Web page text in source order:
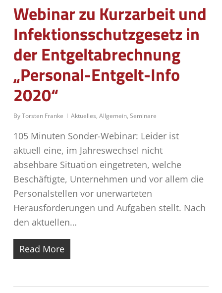
Webinar zu Kurzarbeit und
Infektionsschutzgesetz in
der Entgeltabrechnung
„Personal-Entgelt-Info
2020“
ByTorsten Franke Aktuelles, Allgemein, Seminare
105 Minuten Sonder-Webinar: Leider ist
aktuell eine, im Jahreswechsel nicht
absehbare Situation eingetreten, welche
Beschäftigte, Unternehmen und vor allem die
Personalstellen vor unerwarteten
Herausforderungen und Aufgaben stellt. Nach
den aktuellen…
Read More